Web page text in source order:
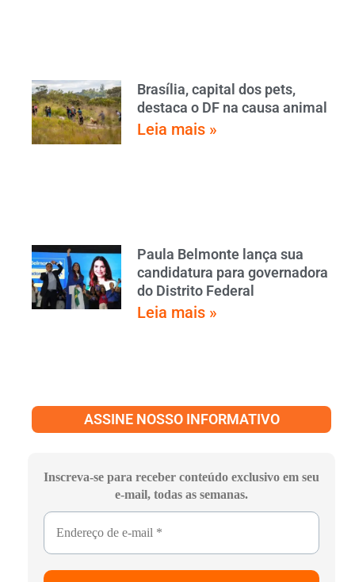
Brasília, capital dos pets,
destaca o DF na causa animal
Leia mais »
Paula Belmonte lança sua
candidatura para governadora
do Distrito Federal
Leia mais »
ASSINE NOSSO INFORMATIVO
Inscreva-se para receber conteúdo exclusivo em seu
e-mail, todas as semanas.